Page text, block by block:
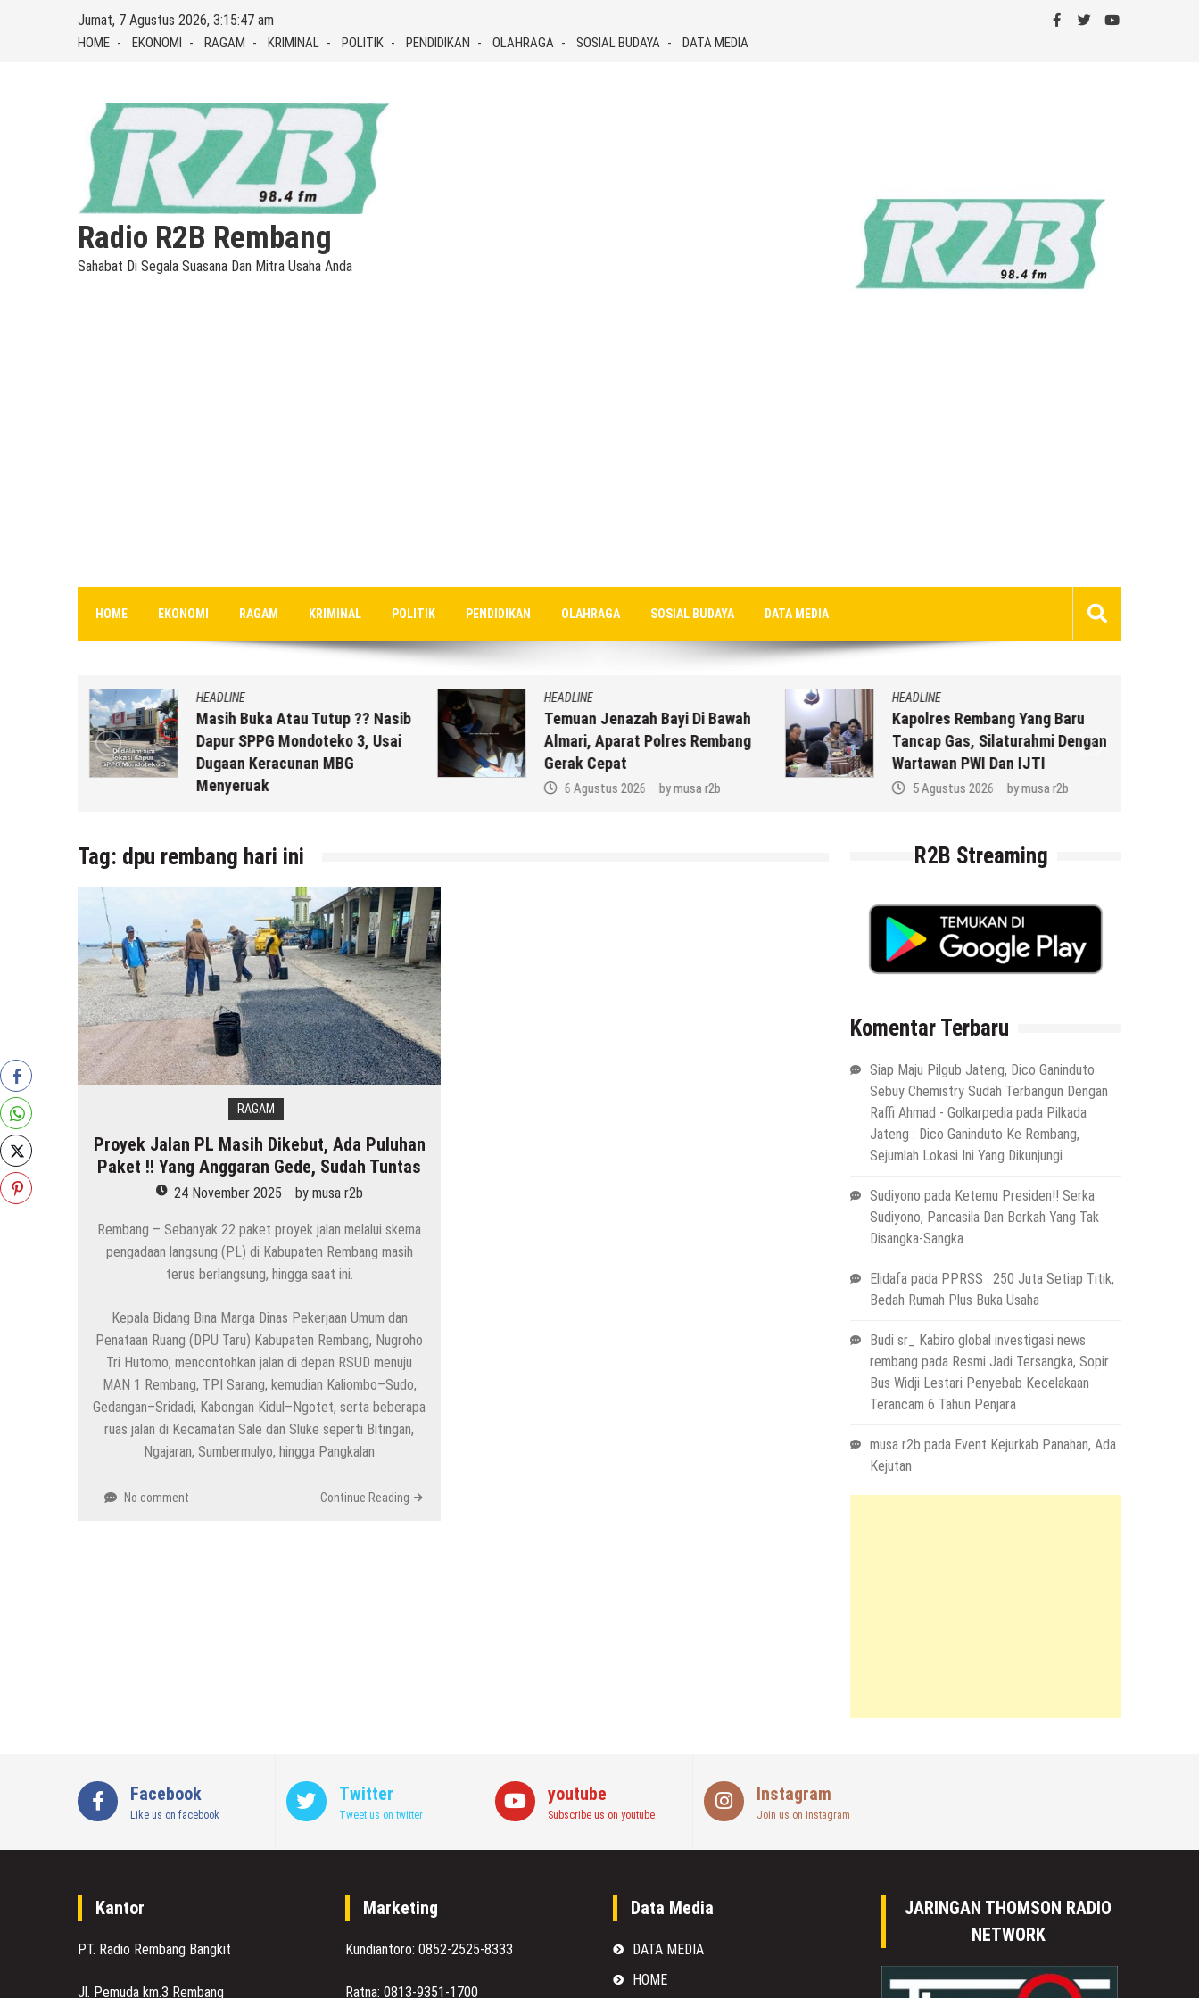
Jumat, 7 Agustus 2026, 3:15:48 am
HOME EKONOMI RAGAM KRIMINAL POLITIK PENDIDIKAN OLAHRAGA SOSIAL BUDAYA DATA MEDIA
Radio R2B Rembang
Sahabat Di Segala Suasana Dan Mitra Usaha Anda
HOME EKONOMI RAGAM KRIMINAL POLITIK PENDIDIKAN OLAHRAGA SOSIAL BUDAYA DATA MEDIA
HEADLINE
Masih Buka Atau Tutup ?? Nasib
Dapur SPPG Mondoteko 3, Usai
Dugaan Keracunan MBG
Menyeruak
HEADLINE
Temuan Jenazah Bayi Di Bawah
Almari, Aparat Polres Rembang
Gerak Cepat
6 Agustus 2026 bymusa r2b
HEADLINE
Kapolres Rembang Yang Baru
Tancap Gas, Silaturahmi Dengan
Wartawan PWI Dan IJTI
5 Agustus 2026 bymusa r2b
Tag: dpu rembang hari ini
RAGAM
Proyek Jalan PL Masih Dikebut, Ada Puluhan
Paket !! Yang Anggaran Gede, Sudah Tuntas
24 November 2025 by musa r2b
Rembang – Sebanyak 22 paket proyek jalan melalui skema
pengadaan langsung (PL) di Kabupaten Rembang masih
terus berlangsung, hingga saat ini.
Kepala Bidang Bina Marga Dinas Pekerjaan Umum dan
Penataan Ruang (DPU Taru) Kabupaten Rembang, Nugroho
Tri Hutomo, mencontohkan jalan di depan RSUD menuju
MAN 1 Rembang, TPI Sarang, kemudian Kaliombo–Sudo,
Gedangan–Sridadi, Kabongan Kidul–Ngotet, serta beberapa
ruas jalan di Kecamatan Sale dan Sluke seperti Bitingan,
Ngajaran, Sumbermulyo, hingga Pangkalan
No comment Continue Reading
R2B Streaming
Komentar Terbaru
Siap Maju Pilgub Jateng, Dico Ganinduto
Sebuy Chemistry Sudah Terbangun Dengan
Raffi Ahmad - Golkarpedia pada Pilkada
Jateng : Dico Ganinduto Ke Rembang,
Sejumlah Lokasi Ini Yang Dikunjungi
Sudiyono pada Ketemu Presiden!! Serka
Sudiyono, Pancasila Dan Berkah Yang Tak
Disangka-Sangka
Elidafa pada PPRSS : 250 Juta Setiap Titik,
Bedah Rumah Plus Buka Usaha
Budi sr_ Kabiro global investigasi news
rembang pada Resmi Jadi Tersangka, Sopir
Bus Widji Lestari Penyebab Kecelakaan
Terancam 6 Tahun Penjara
musa r2b pada Event Kejurkab Panahan, Ada
Kejutan
Facebook
Like us on facebook
Twitter
Tweet us on twitter
youtube
Subscribe us on youtube
Instagram
Join us on instagram
Kantor
PT. Radio Rembang Bangkit
Jl. Pemuda km.3 Rembang
Marketing
Kundiantoro: 0852-2525-8333
Ratna: 0813-9351-1700
Data Media
DATA MEDIA
HOME
JARINGAN THOMSON RADIO
NETWORK